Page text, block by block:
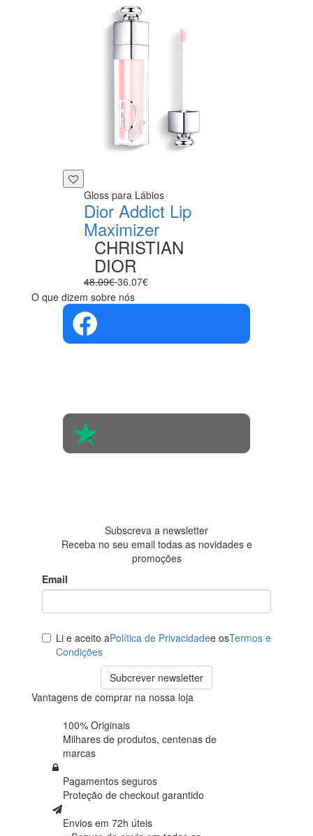
Gloss para Lábios
Dior Addict Lip
Maximizer
CHRISTIAN
DIOR
48.09€36.07€
O que dizem sobre nós
Subscreva a newsletter
Receba no seu email todas as novidades e
promoções
Email
Li e aceito aPolítica de Privacidadee osTermos e
Condições
Subcrever newsletter
Vantagens de comprar na nossa loja
100% Originais
Milhares de produtos, centenas de
marcas
Pagamentos seguros
Proteção de checkout garantido
Envios em 72h úteis